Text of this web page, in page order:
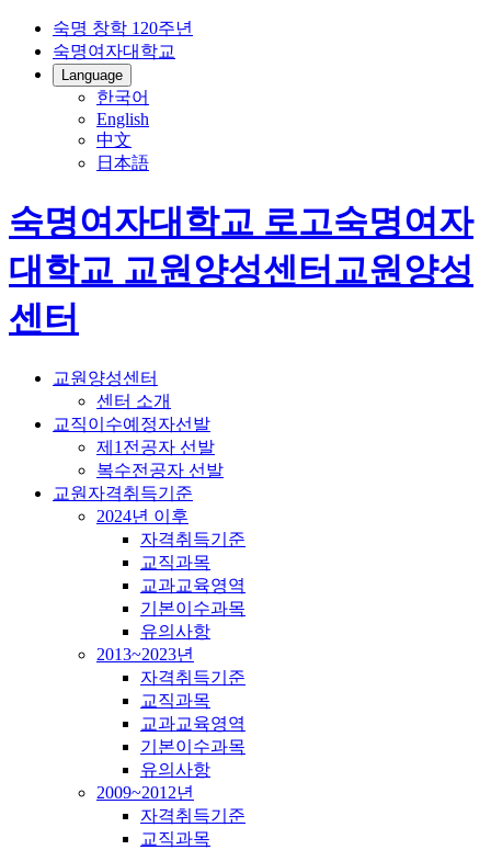
숙명 창학 120주년
숙명여자대학교
Language
한국어
English
中文
日本語
숙명여자대학교 로고숙명여자
대학교 교원양성센터교원양성
센터
교원양성센터
센터 소개
교직이수예정자선발
제1전공자 선발
복수전공자 선발
교원자격취득기준
2024년 이후
자격취득기준
교직과목
교과교육영역
기본이수과목
유의사항
2013~2023년
자격취득기준
교직과목
교과교육영역
기본이수과목
유의사항
2009~2012년
자격취득기준
교직과목